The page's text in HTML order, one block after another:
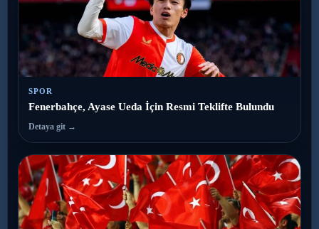
SPOR
Fenerbahçe, Ayase Ueda İçin Resmi Teklifte Bulundu
Detaya git →